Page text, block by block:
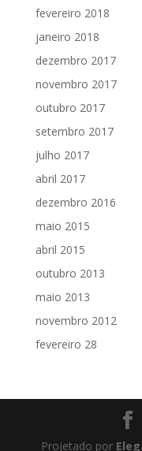
fevereiro 2018
janeiro 2018
dezembro 2017
novembro 2017
outubro 2017
setembro 2017
julho 2017
abril 2017
dezembro 2016
maio 2015
abril 2015
outubro 2013
maio 2013
novembro 2012
fevereiro 28
Projetado por